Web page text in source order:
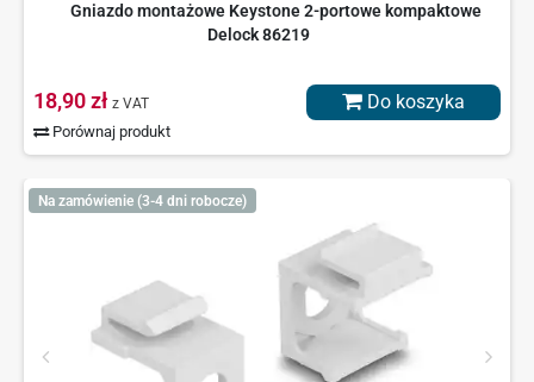
Gniazdo montażowe Keystone 2-portowe kompaktowe
Delock 86219
18,90 zł z VAT
Porównaj produkt
Do koszyka
Na zamówienie (3-4 dni robocze)